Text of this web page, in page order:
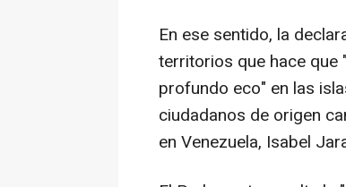
En ese sentido, la
territorios que hace que
profundo eco" en las
ciudadanos de origen
en Venezuela, Isabel